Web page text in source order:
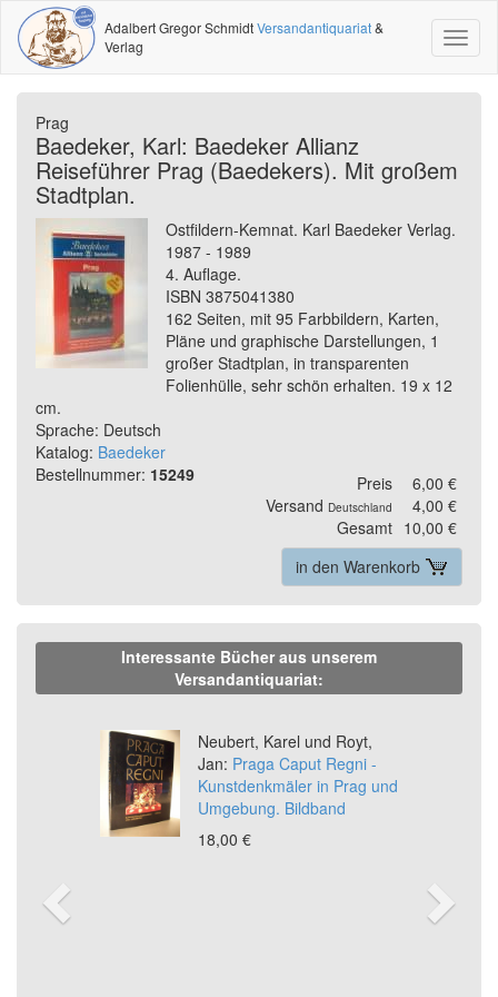
Adalbert Gregor SchmidtVersandantiquariat&
Verlag
Prag
Baedeker, Karl: Baedeker Allianz
Reiseführer Prag (Baedekers). Mit großem
Stadtplan.
Ostfildern-Kemnat. Karl Baedeker Verlag.
1987 - 1989
4. Auflage.
ISBN 3875041380
162 Seiten, mit 95 Farbbildern, Karten,
Pläne und graphische Darstellungen, 1
großer Stadtplan, in transparenten
Folienhülle, sehr schön erhalten. 19 x 12
cm.
Sprache: Deutsch
Katalog: Baedeker
Bestellnummer: 15249 Preis
6,00 €
Versand Deutschland
4,00 €
Gesamt 10,00 €
in den Warenkorb
Interessante Bücher aus unserem
Versandantiquariat:
Neubert, Karel und Royt,
Jan: Praga Caput Regni -
Kunstdenkmäler in Prag und
Umgebung. Bildband
18,00 €
Previous